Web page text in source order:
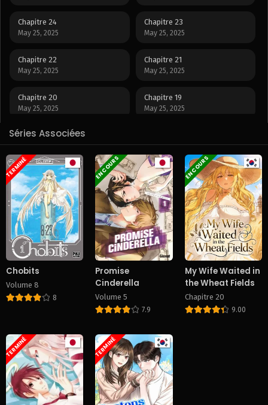
Chapitre 24
May 25, 2025
Chapitre 23
May 25, 2025
Chapitre 22
May 25, 2025
Chapitre 21
May 25, 2025
Chapitre 20
May 25, 2025
Chapitre 19
May 25, 2025
Chapitre 18
May 25, 2025 May 25, 2025
Chapitre 16
May 25, 2025
Chapitre 15
May 25, 2025
Chapitre 14
May 25, 2025
Chapitre 13
May 25, 2025
Chapitre 12
May 25, 2025
Chapitre 11
May 25, 2025
Chapitre 10
May 25, 2025
May 25, 2025 May 25, 2025
Chapitre 6
May 25, 2025
Chapitre 5
May 25, 2025
Chapitre 4 Chapitre 3
Séries Associées
TERMINÉ
Chobits
Volume 8
8
EN COURS
Promise
Cinderella
Volume 5
7.9
EN COURS
My Wife Waited in
the Wheat Fields
Chapitre 20
9.00
TERMINÉ TERMINÉ